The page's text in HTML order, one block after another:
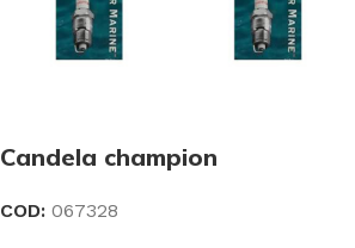
Candela champion
COD: 067328